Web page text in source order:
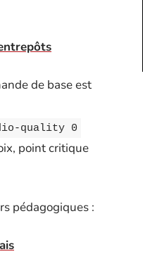
de base est
quality 0
point critique
pédagogiques :